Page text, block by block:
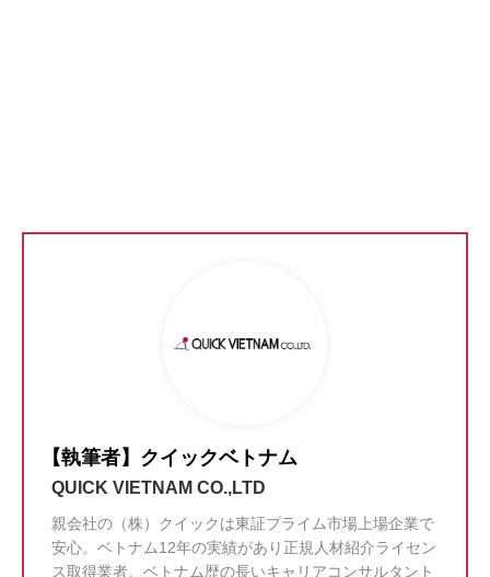
【執筆者】クイックベトナム
QUICK VIETNAM CO.,LTD
親会社の（株）クイックは東証プライム市場上場企業で
安心。ベトナム12年の実績があり正規人材紹介ライセン
ス取得業者。ベトナム歴の長いキャリアコンサルタント